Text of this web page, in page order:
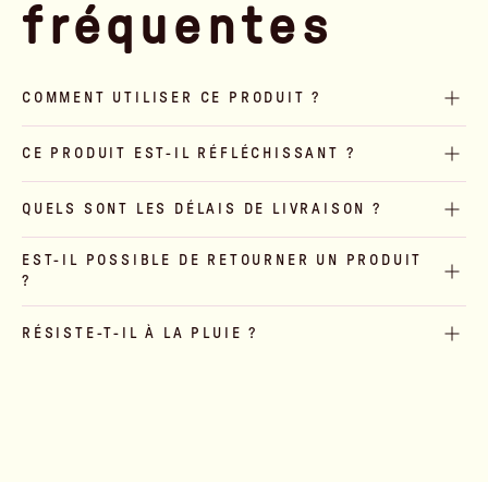
fréquentes
COMMENT UTILISER CE PRODUIT ?
CE PRODUIT EST-IL RÉFLÉCHISSANT ?
QUELS SONT LES DÉLAIS DE LIVRAISON ?
EST-IL POSSIBLE DE RETOURNER UN PRODUIT
?
RÉSISTE-T-IL À LA PLUIE ?